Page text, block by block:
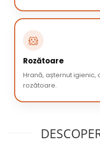
🐹
Rozătoare
Hrană, așternut igienic,
rozătoare.